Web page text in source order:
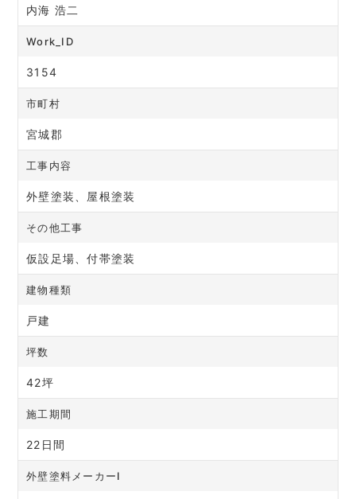
内海 浩二
Work_ID
3154
市町村
宮城郡
工事内容
外壁塗装、屋根塗装
その他工事
仮設足場、付帯塗装
建物種類
戸建
坪数
42坪
施工期間
22日間
外壁塗料メーカーⅠ